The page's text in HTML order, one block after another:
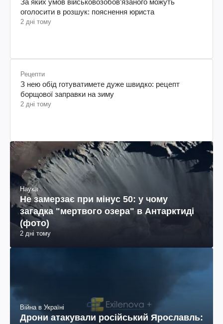
оголосити в розшук: пояснення юриста
2 дні тому
Рецепти
З нею обід готуватимете дуже швидко: рецепт
борщової заправки на зиму
2 дні тому
Наука
Не замерзає при мінус 50: у чому
загадка "мертвого озера" в Антарктиді
(фото)
2 дні тому
Війна в Україні
Дрони атакували російський Ярославль: